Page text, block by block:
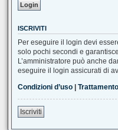
ISCRIVITI
Per eseguire il login devi
solo pochi secondi e
L’amministratore può anche
eseguire il login assicurati di
Condizioni d’uso |
Iscriviti